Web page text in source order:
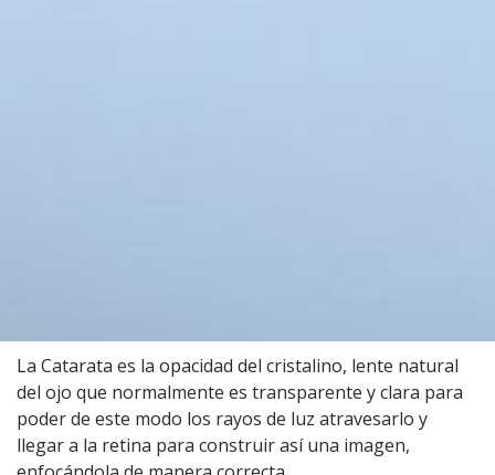
La Catarata es la opacidad del cristalino, lente natural
del ojo que normalmente es transparente y clara para
poder de este modo los rayos de luz atravesarlo y
llegar a la retina para construir así una imagen,